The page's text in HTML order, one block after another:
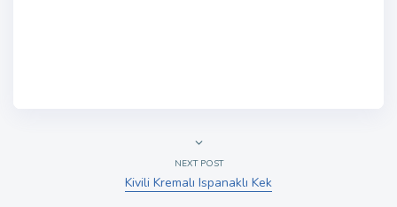
NEXT POST
Kivili Kremalı Ispanaklı Kek